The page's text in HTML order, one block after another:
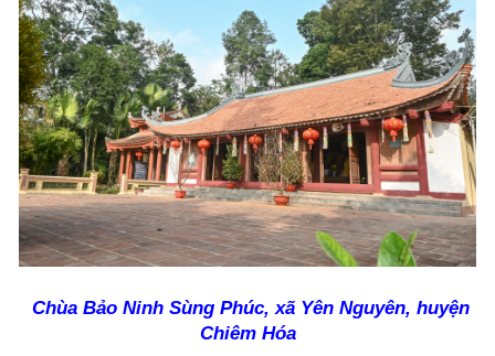
Chùa Bảo Ninh Sùng Phúc, xã Yên Nguyên, huyện
Chiêm Hóa